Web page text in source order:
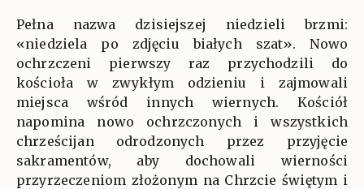
Pełna nazwa dzisiejszej niedzieli brzmi:
«niedziela po zdjęciu białych szat». Nowo
ochrzczeni pierwszy raz przychodzili do
kościoła w zwykłym odzieniu i zajmowali
miejsca wśród innych wiernych. Kościół
napomina nowo ochrzczonych i wszystkich
chrześcijan odrodzonych przez przyjęcie
sakramentów, aby dochowali wierności
przyrzeczeniom złożonym na Chrzcie świętym i